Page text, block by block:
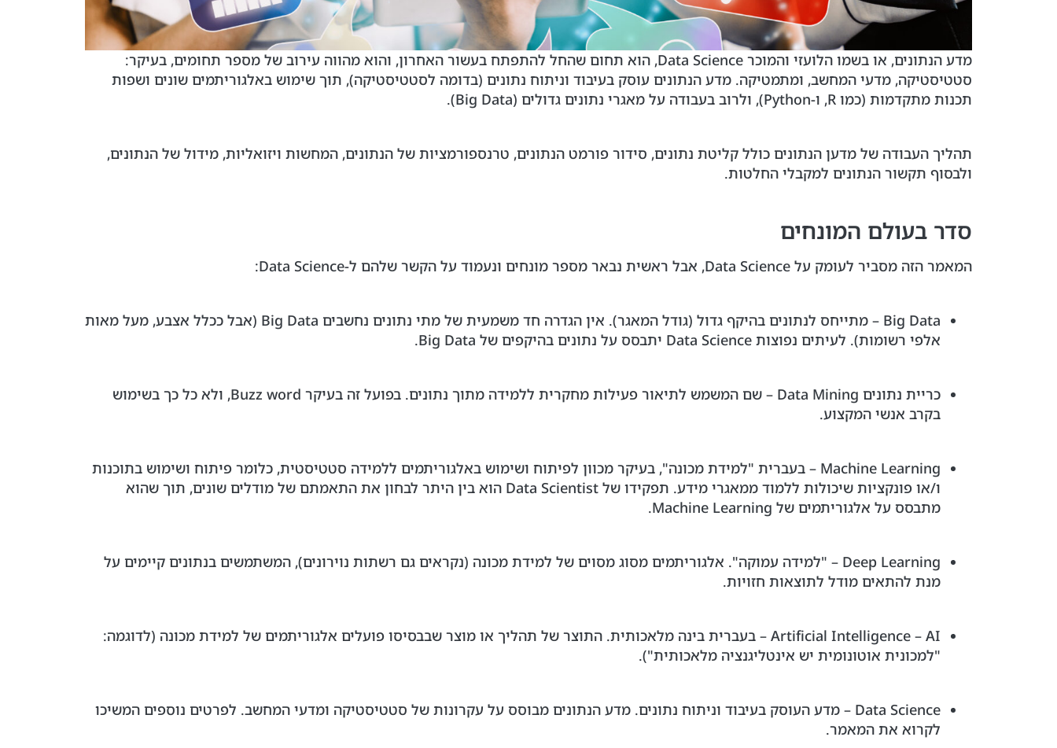
מדע הנתונים, או בשמו הלועזי והמוכר Data Science, הוא תחום שהחל להתפתח בעשור האחרון, והוא מהווה עירוב של מספר תחומים, בעיקר:
סטטיסטיקה, מדעי המחשב, ומתמטיקה. מדע הנתונים עוסק בעיבוד וניתוח נתונים (בדומה לסטטיסטיקה), תוך שימוש באלגוריתמים שונים ושפות
תכנות מתקדמות (כמו R, ו-Python), ולרוב בעבודה על מאגרי נתונים גדולים (Big Data).
תהליך העבודה של מדען הנתונים כולל קליטת נתונים, סידור פורמט הנתונים, טרנספורמציות של הנתונים, המחשות ויזואליות, מידול של הנתונים,
ולבסוף תקשור הנתונים למקבלי החלטות.
סדר בעולם המונחים
המאמר הזה מסביר לעומק על Data Science, אבל ראשית נבאר מספר מונחים ונעמוד על הקשר שלהם ל-Data Science:
Big Data – מתייחס לנתונים בהיקף גדול (גודל המאגר). אין הגדרה חד משמעית של מתי נתונים נחשבים Big Data (אבל ככלל אצבע, מעל מאות
אלפי רשומות). לעיתים נפוצות Data Science יתבסס על נתונים בהיקפים של Big Data.
כריית נתונים Data Mining – שם המשמש לתיאור פעילות מחקרית ללמידה מתוך נתונים. בפועל זה בעיקר Buzz word, ולא כל כך בשימוש
בקרב אנשי המקצוע.
Machine Learning – בעברית "למידת מכונה", בעיקר מכוון לפיתוח ושימוש באלגוריתמים ללמידה סטטיסטית, כלומר פיתוח ושימוש בתוכנות
ו/או פונקציות שיכולות ללמוד ממאגרי מידע. תפקידו של Data Scientist הוא בין היתר לבחון את התאמתם של מודלים שונים, תוך שהוא
מתבסס על אלגוריתמים של Machine Learning.
Deep Learning – "למידה עמוקה". אלגוריתמים מסוג מסוים של למידת מכונה (נקראים גם רשתות נוירונים), המשתמשים בנתונים קיימים על
מנת להתאים מודל לתוצאות חזויות.
Artificial Intelligence – AI – בעברית בינה מלאכותית. התוצר של תהליך או מוצר שבבסיסו פועלים אלגוריתמים של למידת מכונה (לדוגמה:
"למכונית אוטונומית יש אינטליגנציה מלאכותית").
Data Science – מדע העוסק בעיבוד וניתוח נתונים. מדע הנתונים מבוסס על עקרונות של סטטיסטיקה ומדעי המחשב. לפרטים נוספים המשיכו
לקרוא את המאמר.